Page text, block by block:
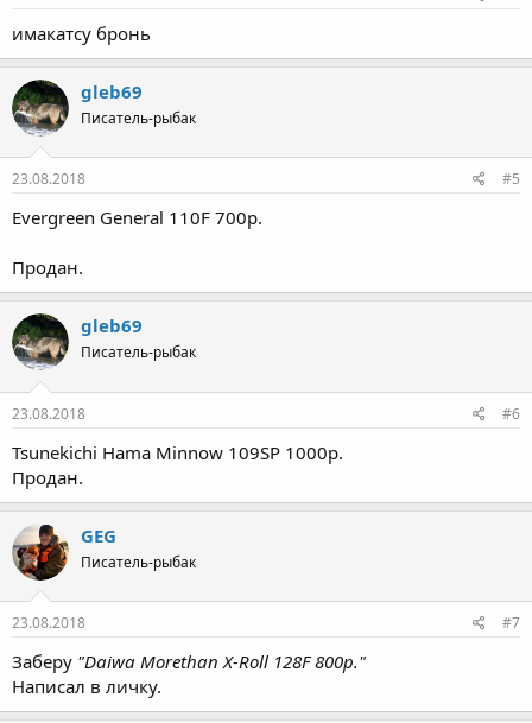
имакатсу бронь
gleb69
Писатель-рыбак
23.08.2018 #5
Evergreen General 110F 700р.
Продан.
gleb69
Писатель-рыбак
23.08.2018 #6
Tsunekichi Hama Minnow 109SP 1000р.
Продан.
GEG
Писатель-рыбак
23.08.2018 #7
Заберу "Daiwa Morethan X-Roll 128F 800р."
Написал в личку.